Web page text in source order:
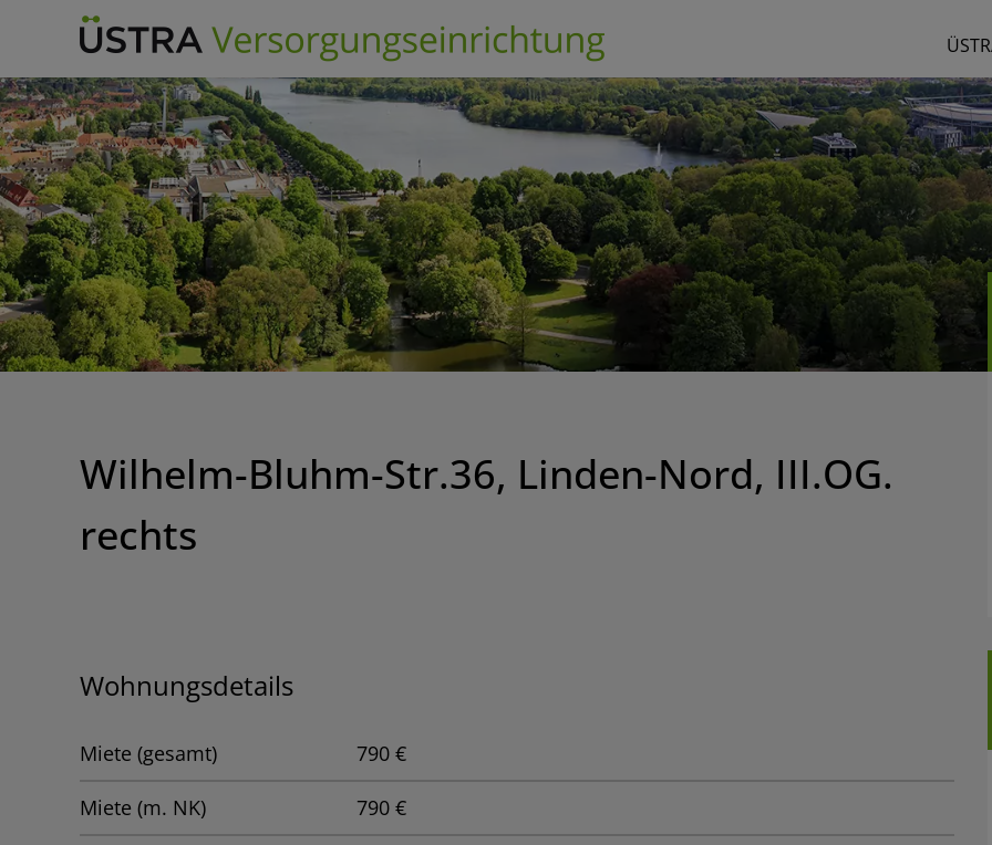
content
Wilhelm-Bluhm-Str.36, Linden-Nord, III.OG.
rechts
Wohnungsdetails
Miete (gesamt) 790 €
Miete (m. NK) 790 €